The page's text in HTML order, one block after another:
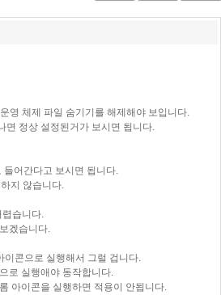
영 체제 파일 숨기기를 해제해야 보입니다.
면 정상 설정된거가 보시면 됩니다.
어간다고 보시면 됩니다.
지 않습니다.
렵습니다.
겠습니다.
이콘으로 실행해서 그럴 겁니다.
로 실행애야 동작합니다.
아이콘을 실행하면 적용이 안됩니다.